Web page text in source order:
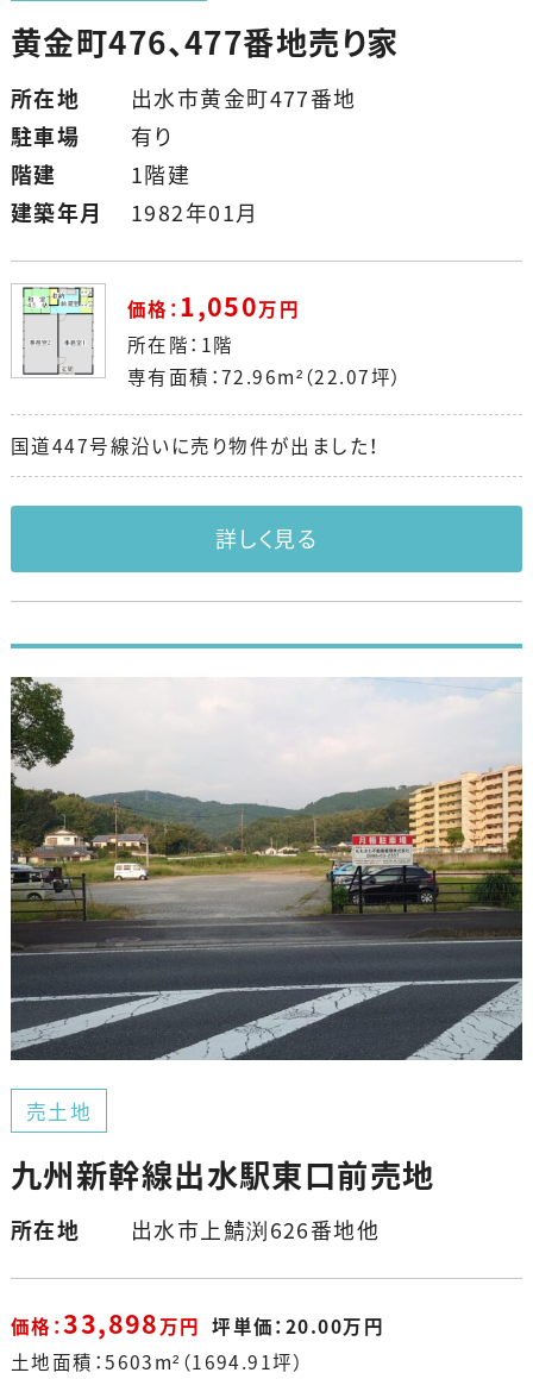
黄金町476、477番地売り家
所在地
出水市黄金町477番地
駐車場
有り
階建
1階建
建築年月
1982年01月
価格：1,050万円
所在階：1階
専有面積：72.96m²（22.07坪）
国道447号線沿いに売り物件が出ました！
詳しく見る
売土地
九州新幹線出水駅東口前売地
所在地 出水市上鯖渕626番地他
価格：33,898万円 坪単価：20.00万円
土地面積：5603m²（1694.91坪）